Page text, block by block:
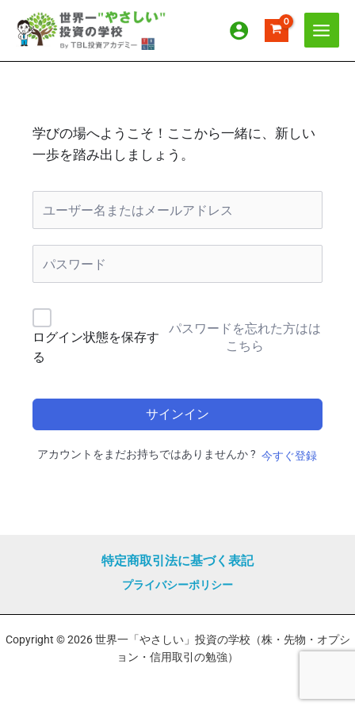
ス
学びの場へようこそ！ここから一緒に、新しい
一歩を踏み出しましょう。
ログイン状態を保存す
る
パスワードを忘れた方はは
こちら
サインイン
アカウントをまだお持ちではありませんか ? 今すぐ登録
特定商取引法に基づく表記
プライバシーポリシー
Copyright © 2026 世界一「やさしい」投資の学校（株・先物・オプシ
ョン・信用取引の勉強）